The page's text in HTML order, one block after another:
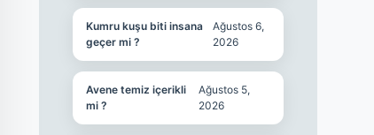
Kumru kuşu biti insana
geçer mi ?
Ağustos 6,
2026
Avene temiz içerikli
mi ?
Ağustos 5,
2026